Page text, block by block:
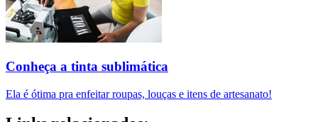
Conheça a tinta sublimática
Ela é ótima pra enfeitar roupas, louças e itens de artesanato!